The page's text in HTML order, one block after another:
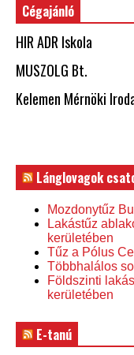
Cégajánló
HIR ADR Iskola
MUSZOLG Bt.
Kelemen Mérnöki
Lánglovagok
Mozdonytűz
Lakástűz
kerületében
Tűz a Pólus
Többhalálos
Földszinti
kerületében
E-tanú